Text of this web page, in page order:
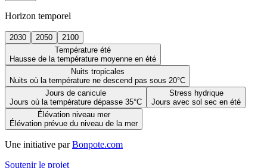
Horizon temporel
2030 2050
2100
Température été
Hausse de la température moyenne en été
Nuits tropicales
Nuits où la température ne descend pas sous 20°C
Jours de canicule
Jours où la température dépasse 35°C
Stress hydrique
Jours avec sol sec en été
Élévation niveau mer
Élévation prévue du niveau de la mer
Une initiative par Bonpote.com
Soutenir le projet